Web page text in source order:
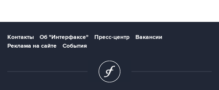
Контакты Об "Интерфаксе" Пресс-центр
Вакансии
Реклама на сайте
События